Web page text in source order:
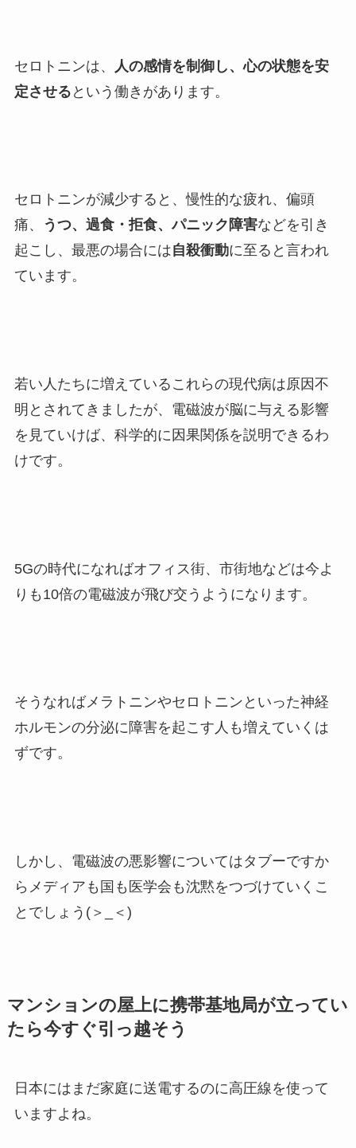
セロトニンは、
人の感情を制御し、心の状態を安
定させる という働きがあります。
セロトニンが減少すると、慢性的な疲れ、偏頭
痛、
うつ、過食・拒食、パニック障害などを引き
起こし、最悪の場合には自殺衝動に至ると言われ
ています。
若い人たちに増えているこれらの現代病は原因不
明とされてきましたが、電磁波が脳に与える影響
を見ていけば、科学的に因果関係を説明できるわ
けです。
5Gの時代になればオフィス街、市街地などは今よ
りも10倍の電磁波が飛び交うようになります。
そうなればメラトニンやセロトニンといった神経
ホルモンの分泌に障害を起こす人も増えていくは
ずです。
しかし、電磁波の悪影響についてはタブーですか
らメディアも国も医学会も沈黙をつづけていくこ
とでしょう(＞_＜)
マンションの屋上に携帯基地局が立ってい
たら今すぐ引っ越そう
日本にはまだ家庭に送電するのに高圧線を使って
いますよね。